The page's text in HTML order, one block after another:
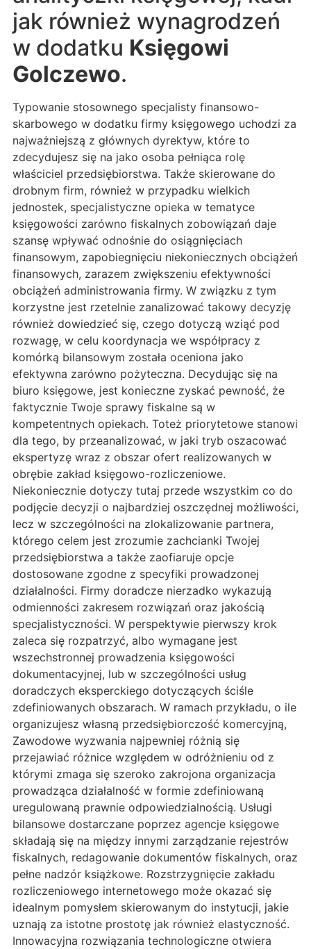
jak również wynagrodzeń
w dodatku Księgowi
Golczewo.
Typowanie stosownego specjalisty finansowo-
skarbowego w dodatku firmy księgowego uchodzi za
najważniejszą z głównych dyrektyw, które to
zdecydujesz się na jako osoba pełniąca rolę
właściciel przedsiębiorstwa. Także skierowane do
drobnym firm, również w przypadku wielkich
jednostek, specjalistyczne opieka w tematyce
księgowości zarówno fiskalnych zobowiązań daje
szansę wpływać odnośnie do osiągnięciach
finansowym, zapobiegnięciu niekoniecznych obciążeń
finansowych, zarazem zwiększeniu efektywności
obciążeń administrowania firmy. W związku z tym
korzystne jest rzetelnie zanalizować takowy decyzję
również dowiedzieć się, czego dotyczą wziąć pod
rozwagę, w celu koordynacja we współpracy z
komórką bilansowym została oceniona jako
efektywna zarówno pożyteczna. Decydując się na
biuro księgowe, jest konieczne zyskać pewność, że
faktycznie Twoje sprawy fiskalne są w
kompetentnych opiekach. Toteż priorytetowe stanowi
dla tego, by przeanalizować, w jaki tryb oszacować
ekspertyzę wraz z obszar ofert realizowanych w
obrębie zakład księgowo-rozliczeniowe.
Niekoniecznie dotyczy tutaj przede wszystkim co do
podjęcie decyzji o najbardziej oszczędnej możliwości,
lecz w szczególności na zlokalizowanie partnera,
którego celem jest zrozumie zachcianki Twojej
przedsiębiorstwa a także zaofiaruje opcje
dostosowane zgodne z specyfiki prowadzonej
działalności. Firmy doradcze nierzadko wykazują
odmienności zakresem rozwiązań oraz jakością
specjalistyczności. W perspektywie pierwszy krok
zaleca się rozpatrzyć, albo wymagane jest
wszechstronnej prowadzenia księgowości
dokumentacyjnej, lub w szczególności usług
doradczych eksperckiego dotyczących ściśle
zdefiniowanych obszarach. W ramach przykładu, o ile
organizujesz własną przedsiębiorczość komercyjną,
Zawodowe wyzwania najpewniej różnią się
przejawiać różnice względem w odróżnieniu od z
którymi zmaga się szeroko zakrojona organizacja
prowadząca działalność w formie zdefiniowaną
uregulowaną prawnie odpowiedzialnością. Usługi
bilansowe dostarczane poprzez agencje księgowe
składają się na między innymi zarządzanie rejestrów
fiskalnych, redagowanie dokumentów fiskalnych, oraz
pełne nadzór książkowe. Rozstrzygnięcie zakładu
rozliczeniowego internetowego może okazać się
idealnym pomysłem skierowanym do instytucji, jakie
uznają za istotne prostotę jak również elastyczność.
Innowacyjna rozwiązania technologiczne otwiera